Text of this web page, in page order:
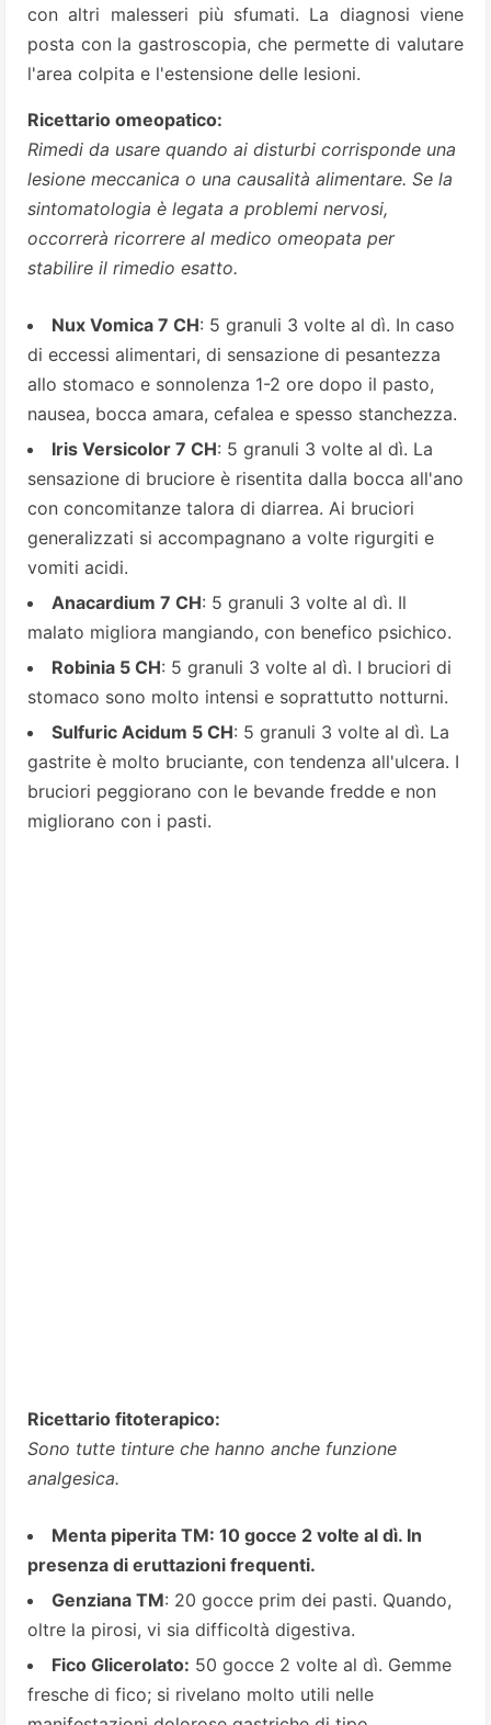
con altri malesseri più sfumati. La diagnosi viene
posta con la gastroscopia, che permette di valutare
l'area colpita e l'estensione delle lesioni.
Ricettario omeopatico:
Rimedi da usare quando ai disturbi corrisponde una
lesione meccanica o una causalità alimentare. Se la
sintomatologia è legata a problemi nervosi,
occorrerà ricorrere al medico omeopata per
stabilire il rimedio esatto.
Nux Vomica 7 CH: 5 granuli 3 volte al dì. In caso
di eccessi alimentari, di sensazione di pesantezza
allo stomaco e sonnolenza 1-2 ore dopo il pasto,
nausea, bocca amara, cefalea e spesso stanchezza.
Iris Versicolor 7 CH: 5 granuli 3 volte al dì. La
sensazione di bruciore è risentita dalla bocca all'ano
con concomitanze talora di diarrea. Ai bruciori
generalizzati si accompagnano a volte rigurgiti e
vomiti acidi.
Anacardium 7 CH: 5 granuli 3 volte al dì. Il
malato migliora mangiando, con benefico psichico.
Robinia 5 CH: 5 granuli 3 volte al dì. I bruciori di
stomaco sono molto intensi e soprattutto notturni.
Sulfuric Acidum 5 CH: 5 granuli 3 volte al dì. La
gastrite è molto bruciante, con tendenza all'ulcera. I
bruciori peggiorano con le bevande fredde e non
migliorano con i pasti.
Ricettario fitoterapico:
Sono tutte tinture che hanno anche funzione
analgesica.
Menta piperita TM: 10 gocce 2 volte al dì. In
presenza di eruttazioni frequenti.
Genziana TM: 20 gocce prim dei pasti. Quando,
oltre la pirosi, vi sia difficoltà digestiva.
Fico Glicerolato: 50 gocce 2 volte al dì. Gemme
fresche di fico; si rivelano molto utili nelle